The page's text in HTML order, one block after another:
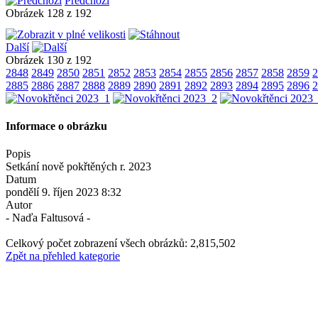
Obrázek 128 z 192
Další
Obrázek 130 z 192
2848 2849 2850 2851 2852 2853 2854 2855 2856 2857 2858 2859
2885 2886 2887 2888 2889 2890 2891 2892 2893 2894 2895 2896
Informace o obrázku
Popis
Setkání nově pokřtěných r. 2023
Datum
pondělí 9. říjen 2023 8:32
Autor
- Naďa Faltusová -
Celkový počet zobrazení všech obrázků: 2,815,502
Zpět na přehled kategorie